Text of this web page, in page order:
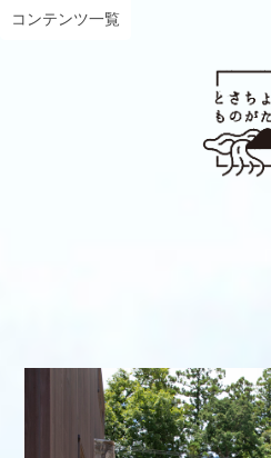
コンテンツ一覧